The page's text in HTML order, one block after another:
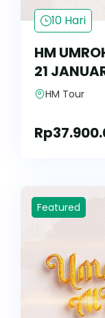
10 Hari
HM
21
HM Tour
Rp
Featured